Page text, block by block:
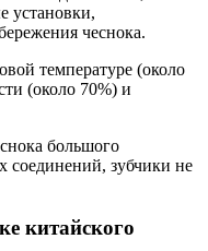
установки,
чеснока.
температуре (около
(около 70%) и
большого
соединений, зубчики не
китайского